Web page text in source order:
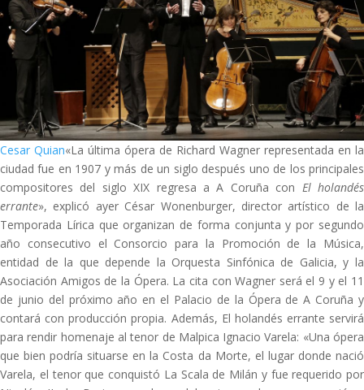
Cesar Quian«La última ópera de Richard Wagner representada en la
ciudad fue en 1907 y más de un siglo después uno de los principales
compositores del siglo XIX regresa a A Coruña con El holandés
errante», explicó ayer César Wonenburger, director artístico de la
Temporada Lírica que organizan de forma conjunta y por segundo
año consecutivo el Consorcio para la Promoción de la Música,
entidad de la que depende la Orquesta Sinfónica de Galicia, y la
Asociación Amigos de la Ópera. La cita con Wagner será el 9 y el 11
de junio del próximo año en el Palacio de la Ópera de A Coruña y
contará con producción propia. Además, El holandés errante servirá
para rendir homenaje al tenor de Malpica Ignacio Varela: «Una ópera
que bien podría situarse en la Costa da Morte, el lugar donde nació
Varela, el tenor que conquistó La Scala de Milán y fue requerido por